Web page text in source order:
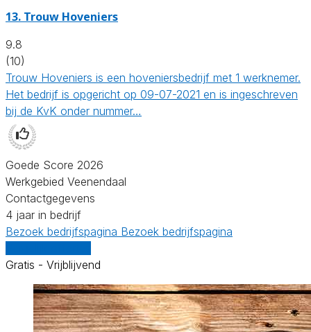
13. Trouw Hoveniers
9.8
(10)
Trouw Hoveniers is een hoveniersbedrijf met 1 werknemer.
Het bedrijf is opgericht op 09-07-2021 en is ingeschreven
bij de KvK onder nummer…
Goede Score 2026
Werkgebied Veenendaal
Contactgegevens
4 jaar in bedrijf
Bezoek bedrijfspagina Bezoek bedrijfspagina
Gratis - Vrijblijvend